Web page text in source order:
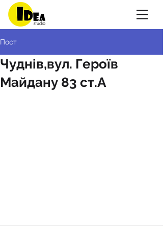
Пост
Чуднів,вул. Героїв
Майдану 83 ст.А